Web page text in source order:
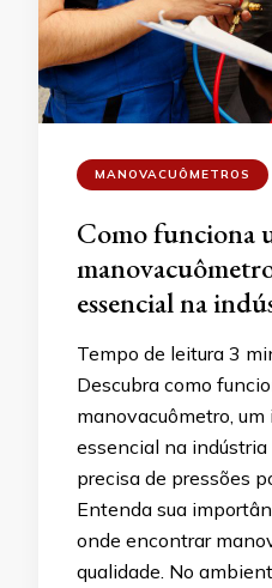
MANOVACUÔMETROS
Como funciona
essencial na
Tempo de leitura 3
Descubra como
manovacuômetro,
essencial na indústria
precisa de pressões
Entenda sua
onde encontrar
qualidade. No